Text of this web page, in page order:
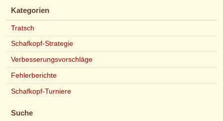
Kategorien
Tratsch
Schafkopf-Strategie
Verbesserungsvorschläge
Fehlerberichte
Schafkopf-Turniere
Suche